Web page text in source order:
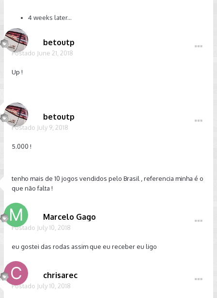
4 weeks later...
betoutp
Postado June 21, 2018
Up !
betoutp
Postado July 9, 2018
5.000 !
tenho mais de 10 jogos vendidos pelo Brasil , referencia minha é o
que não falta !
Marcelo Gago
Postado July 10, 2018
eu gostei das rodas assim que eu receber eu ligo
chrisarec
Postado July 10, 2018